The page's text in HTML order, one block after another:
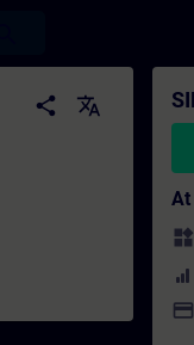
share translate
At
widgets
payment